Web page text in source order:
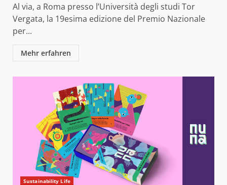
Al via, a Roma presso l’Università degli studi Tor
Vergata, la 19esima edizione del Premio Nazionale
per...
Mehr erfahren
Sustainability Life